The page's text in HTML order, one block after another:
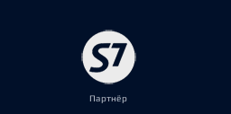
Партнёр